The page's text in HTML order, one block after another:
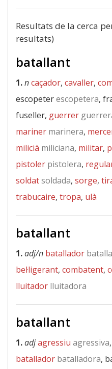
Resultats de la cerca
resultats)
batallant
1.ncaçador, cavaller,
escopeterescopetera,
fuseller, guerrer
mariner marinera,
milicià miliciana, militar,
pistoler pistolera,
soldatsoldada, sorge,
trabucaire, tropa, ulà
batallant
1.adj/n batallador
bel·ligerant, combatent,
lluitador lluitadora
batallant
1.adjagressiu agressiva
batallador batalladora,